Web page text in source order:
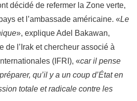
décidé de refermer la Zone verte,
et l’ambassade américaine. «Le
», explique Adel Bakawan,
l’Irak et chercheur associé à
(IFRI), «car il pense
qu’il y a un coup d’État en
totale et radicale contre les